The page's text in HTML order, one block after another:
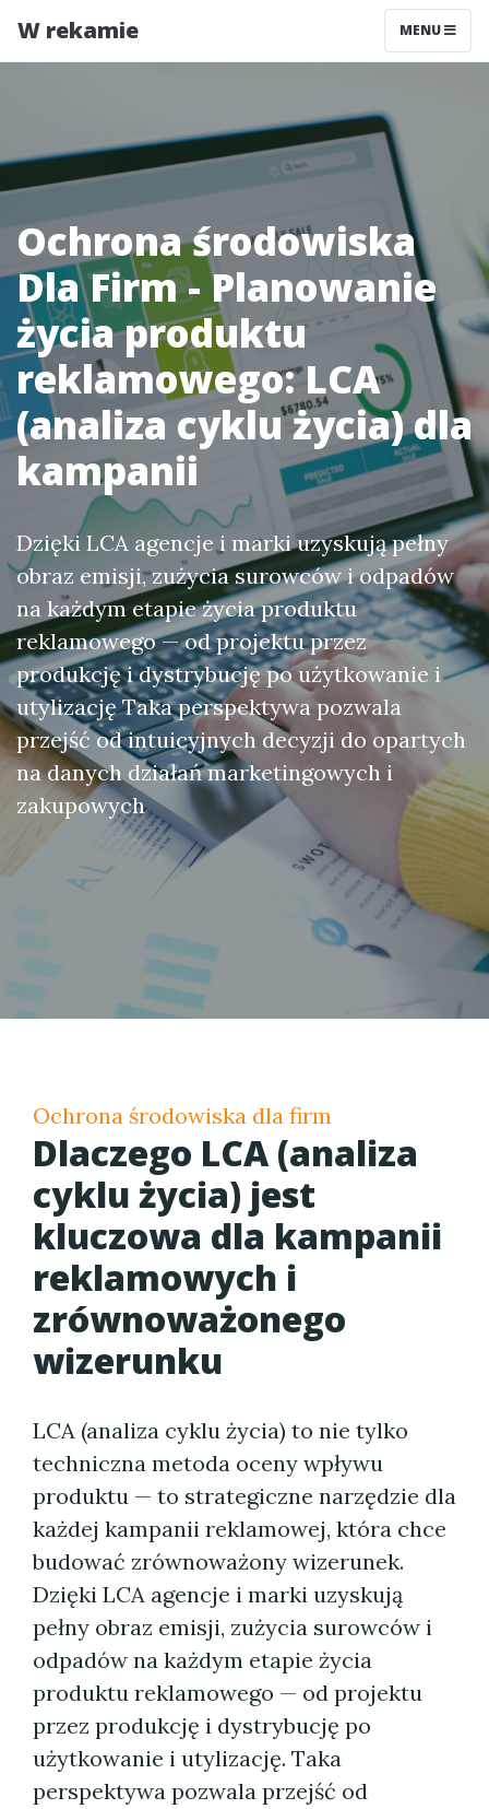
W rekamie MENU
Ochrona środowiska
Dla Firm - Planowanie
życia produktu
reklamowego: LCA
(analiza cyklu życia) dla
kampanii
Dzięki LCA agencje i marki uzyskują pełny
obraz emisji, zużycia surowców i odpadów
na każdym etapie życia produktu
reklamowego — od projektu przez
produkcję i dystrybucję po użytkowanie i
utylizację Taka perspektywa pozwala
przejść od intuicyjnych decyzji do opartych
na danych działań marketingowych i
zakupowych
Ochrona środowiska dla firm
Dlaczego LCA (analiza
cyklu życia) jest
kluczowa dla kampanii
reklamowych i
zrównoważonego
wizerunku
LCA (analiza cyklu życia) to nie tylko
techniczna metoda oceny wpływu
produktu — to strategiczne narzędzie dla
każdej kampanii reklamowej, która chce
budować zrównoważony wizerunek.
Dzięki LCA agencje i marki uzyskują
pełny obraz emisji, zużycia surowców i
odpadów na każdym etapie życia
produktu reklamowego — od projektu
przez produkcję i dystrybucję po
użytkowanie i utylizację. Taka
perspektywa pozwala przejść od